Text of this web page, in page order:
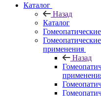
Каталог
Назад
Каталог
применения
Назад